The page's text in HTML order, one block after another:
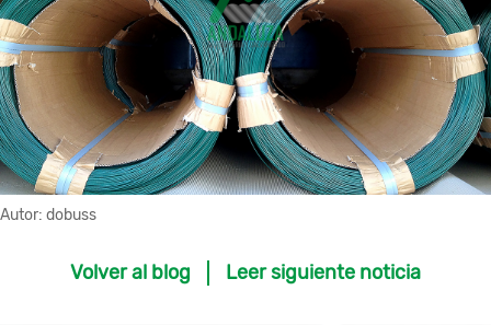
Autor: dobuss
Volver al blog Leer siguiente noticia